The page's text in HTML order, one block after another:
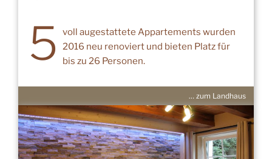
5
voll augestattete Appartements wurden
2016 neu renoviert und bieten Platz für
bis zu 26 Personen.
… zum Landhaus